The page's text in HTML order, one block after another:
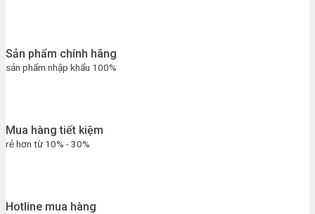
Sản phẩm chính hãng
sản phẩm nhập khẩu 100%
Mua hàng tiết kiệm
rẻ hơn từ 10% - 30%
Hotline mua hàng